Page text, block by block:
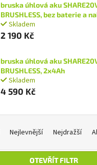
bruska úhlová aku
BRUSHLESS, bez baterie a
Skladem
2 190 Kč
bruska úhlová aku
BRUSHLESS, 2x4Ah
Skladem
4 590 Kč
Nejlevnější Nejdražší
OTEVŘÍT FILTR